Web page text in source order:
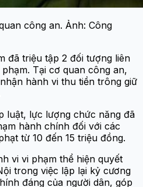
công an. Ảnh: Công
đã triệu tập 2 đối tượng liên
Tại cơ quan công an,
hành vi thu tiền trông giữ
luật, lực lượng chức năng đã
hành chính đối với các
từ 10 đến 15 triệu đồng.
vi vi phạm thể hiện quyết
trong việc lập lại kỷ cương
đáng của người dân, góp